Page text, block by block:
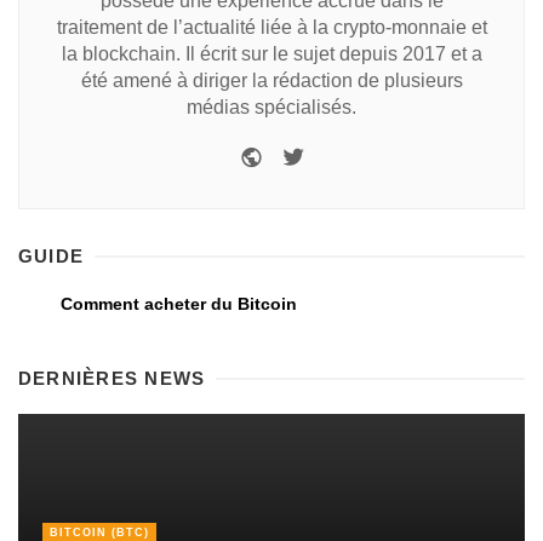
traitement de l’actualité liée à la crypto-monnaie et
la blockchain. Il écrit sur le sujet depuis 2017 et a
été amené à diriger la rédaction de plusieurs
médias spécialisés.
GUIDE
Comment acheter du Bitcoin
DERNIÈRES NEWS
BITCOIN (BTC)